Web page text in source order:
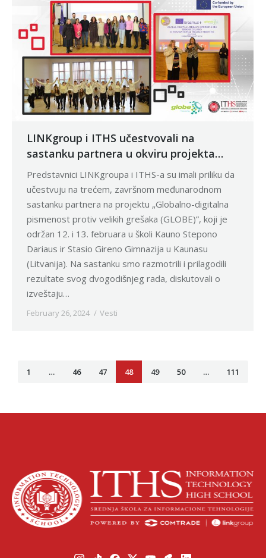
LINKgroup i ITHS učestvovali na
sastanku partnera u okviru projekta
„GLOBE”
Predstavnici LINKgroupа i ITHS-а su imali priliku da
učestvuju na trećem, završnom međunarodnom
sastanku partnera na projektu „Globalnо-digitalna
pismenost protiv velikih grešaka (GLOBE)”, koji je
održan 12. i 13. februara u školi Kauno Stepono
Dariaus ir Stasio Gireno Gimnazija u Kaunasu
(Litvanija). Na sastanku smo razmotrili i prilagodili
rezultate svog dvogodišnjeg rada, diskutovali o
izveštaju…
February 26, 2024 Vesti
1 … 46 47 48 49 50 … 111